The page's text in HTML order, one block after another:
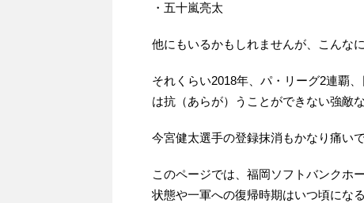
・五十嵐亮太
他にもいるかもしれませんが、こんな
それくらい2018年、パ・リーグ2連覇
は抗（あらが）うことができない強敵
今宮健太選手の登録抹消もかなり痛い
このページでは、福岡ソフトバンクホ
状態や一軍への復帰時期はいつ頃にな